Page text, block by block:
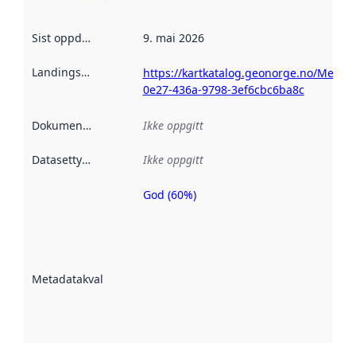
Sist oppdatert 9. mai 2026
Landingsside
https://kartkatalog.geonorge.no/
0e27-436a-9798-3ef6cbc6ba8c
Dokumentasjon Ikke oppgitt
Datasettype Ikke oppgitt
Metadatakvalitet
Metadatakvalitet
God (60%)